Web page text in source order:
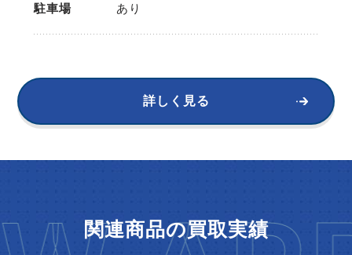
駐車場 あり
詳しく見る
関連商品の買取実績